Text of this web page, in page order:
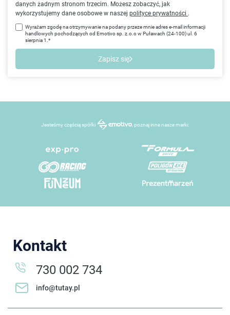
danych żadnym stronom trzecim. Możesz zobaczyć, jak
wykorzystujemy dane osobowe w naszej polityce prywatności .
Wyrażam zgodę na otrzymywanie na podany przeze mnie adres e-mail informacji
handlowych pochodzących od Emotivo sp. z.o.o w Puławach (24-100) ul. 6
sierpnia 1.*
Zapisz się
Jesteśmy częścią spółki , poznaj inne nasze marki:
Kontakt
730 002 734
info@tutay.pl